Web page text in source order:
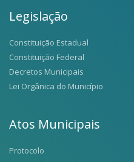
Legislação
Constituição Estadual
Constituição Federal
Decretos Municipais
Lei Orgânica do Município
Atos Municipais
Protocolo